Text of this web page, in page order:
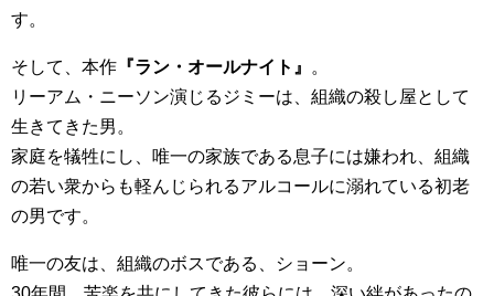
す。
そして、本作 『ラン・オールナイト』
。
リーアム・ニーソン演じるジミーは、組織の殺し屋として
生きてきた男。
家庭を犠牲にし、唯一の家族である息子には嫌われ、組織
の若い衆からも軽んじられるアルコールに溺れている初老
の男です。
唯一の友は、組織のボスである、ショーン。